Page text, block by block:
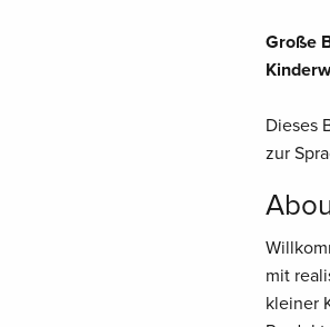
Große
Dieses
zur
mit
kleiner